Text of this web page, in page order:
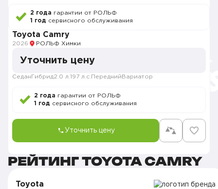
2 года гарантии от РОЛЬФ
1 год сервисного обслуживания
Toyota Camry
2026 РОЛЬФ Химки
Уточнить цену
Седан Гибрид2.0 л. 197 л.с. Передний Вариатор
2 года гарантии от РОЛЬФ
1 год сервисного обслуживания
Уточнить цену
РЕЙТИНГ TOYOTA CAMRY
Toyota